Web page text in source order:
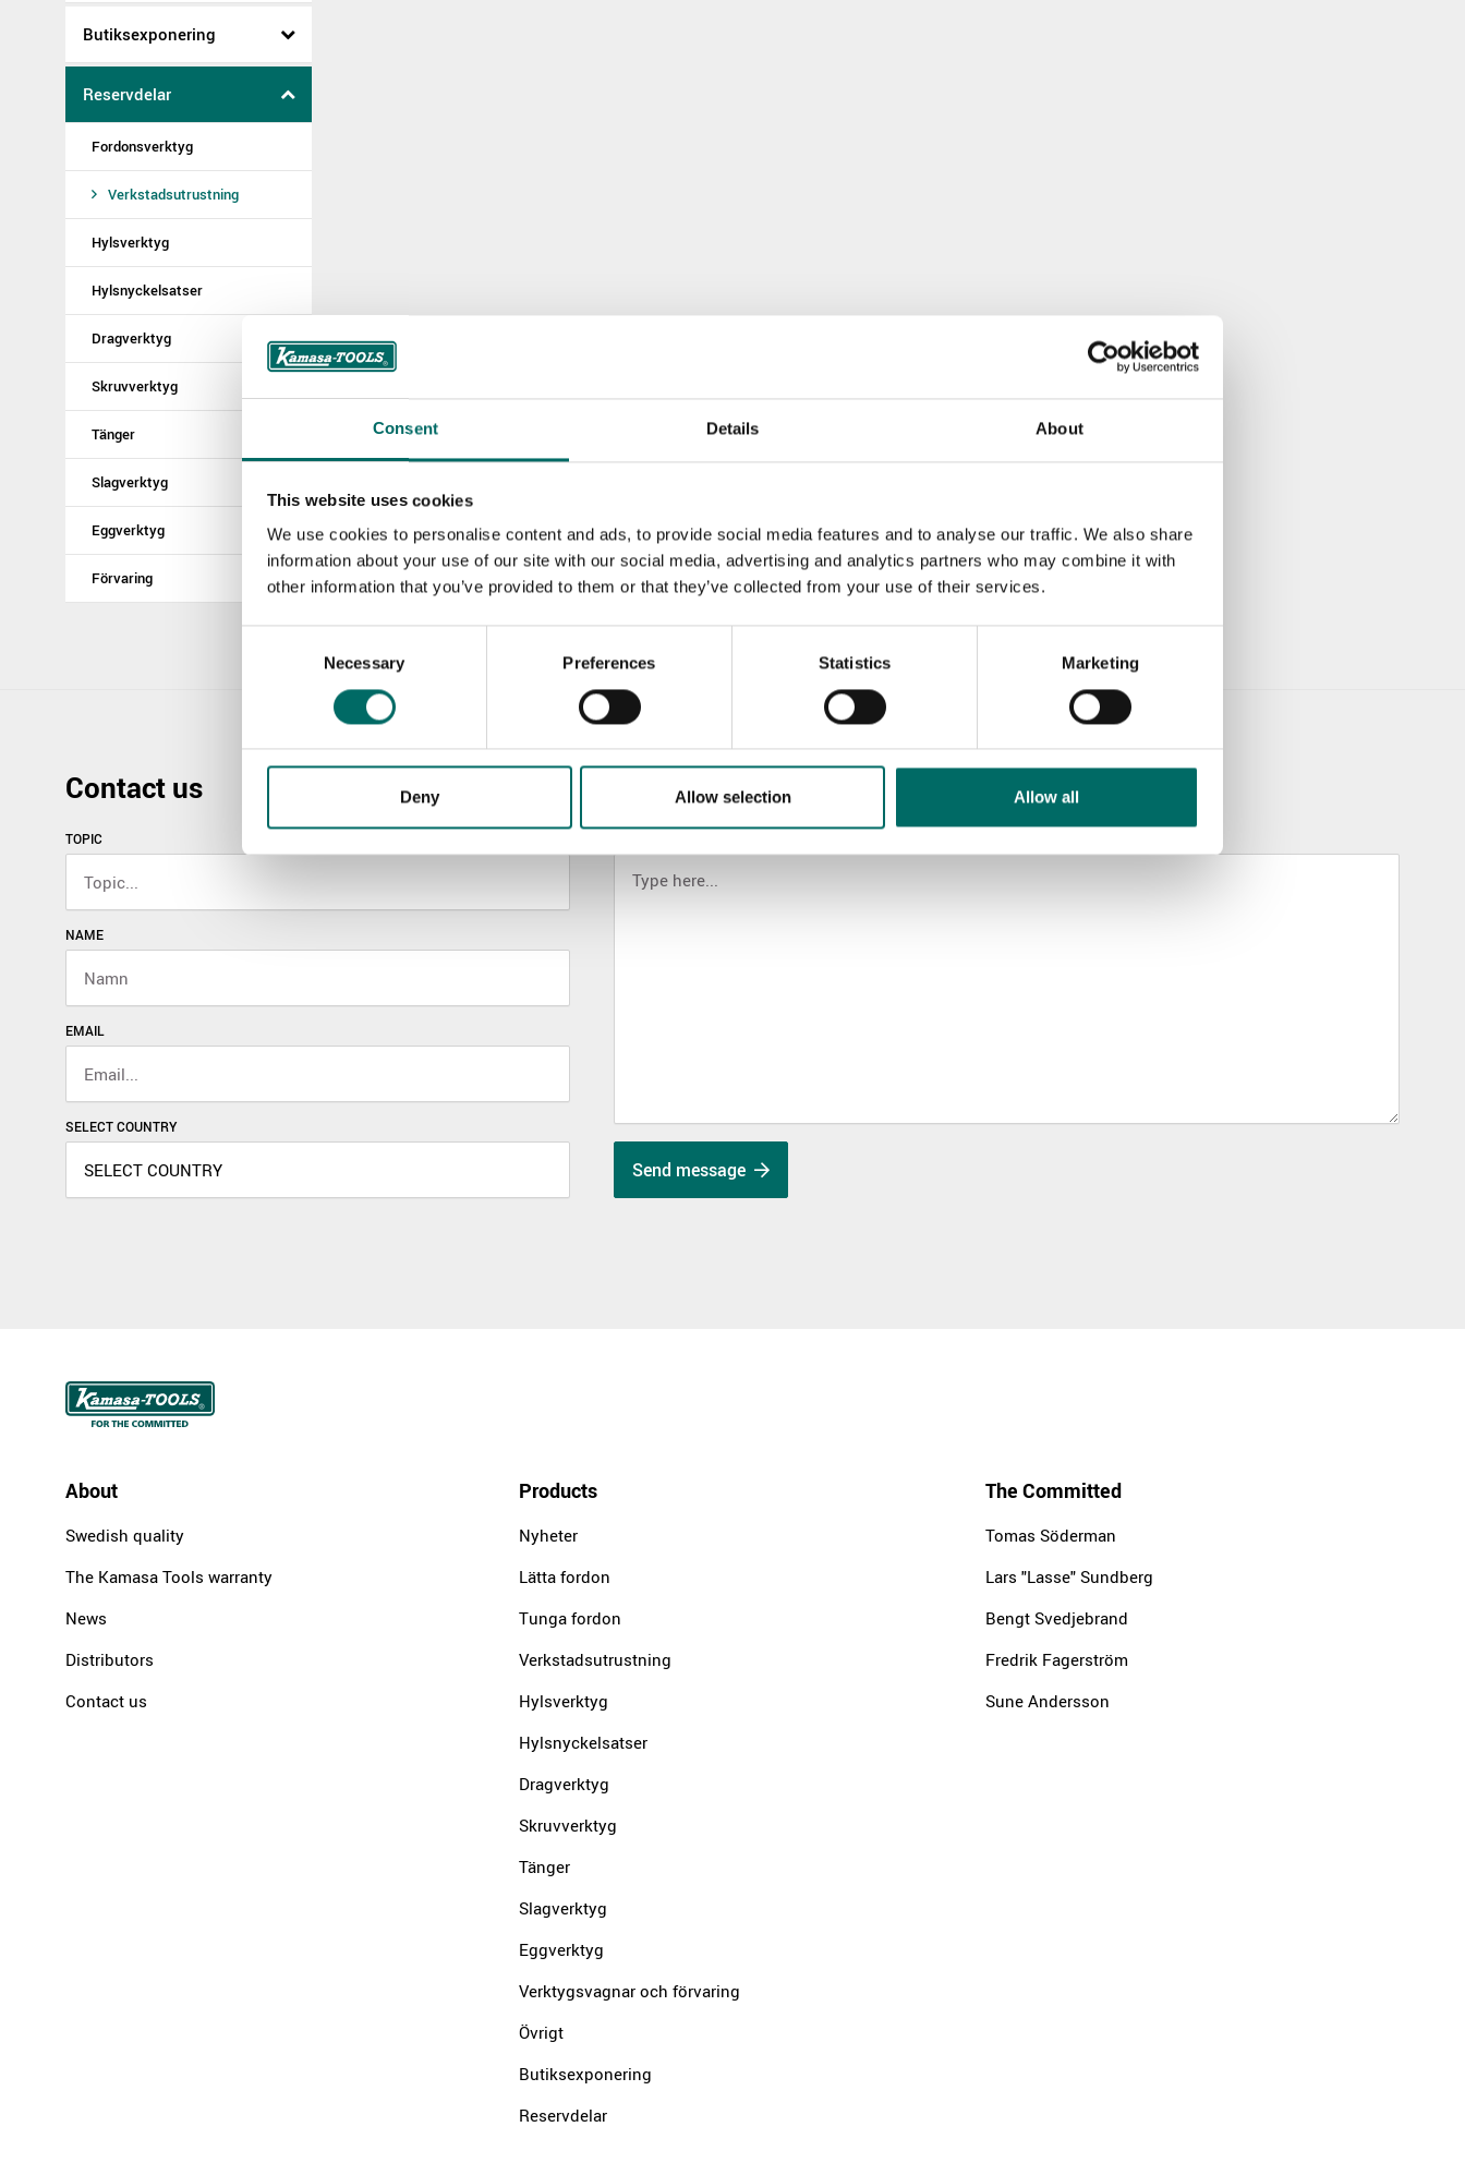
Consent Details About
This website uses cookies
We use cookies to personalise content and ads, to provide social media features and to analyse our traffic. We also share
information about your use of our site with our social media, advertising and analytics partners who may combine it with
other information that you’ve provided to them or that they’ve collected from your use of their services.
Necessary Preferences Statistics Marketing
Deny Allow selection Allow all
Butiksexponering
Reservdelar
Fordonsverktyg
Verkstadsutrustning
Hylsverktyg
Hylsnyckelsatser
Dragverktyg
Skruvverktyg
Tänger
Slagverktyg
Eggverktyg
Förvaring
Contact us
TOPIC
NAME
EMAIL
SELECT COUNTRY
Send message
About
Swedish quality
The Kamasa Tools warranty
News
Distributors
Contact us
Products
Nyheter
Lätta fordon
Tunga fordon
Verkstadsutrustning
Hylsverktyg
Hylsnyckelsatser
Dragverktyg
Skruvverktyg
Tänger
Slagverktyg
Eggverktyg
Verktygsvagnar och förvaring
Övrigt
Butiksexponering
Reservdelar
The Committed
Tomas Söderman
Lars "Lasse" Sundberg
Bengt Svedjebrand
Fredrik Fagerström
Sune Andersson